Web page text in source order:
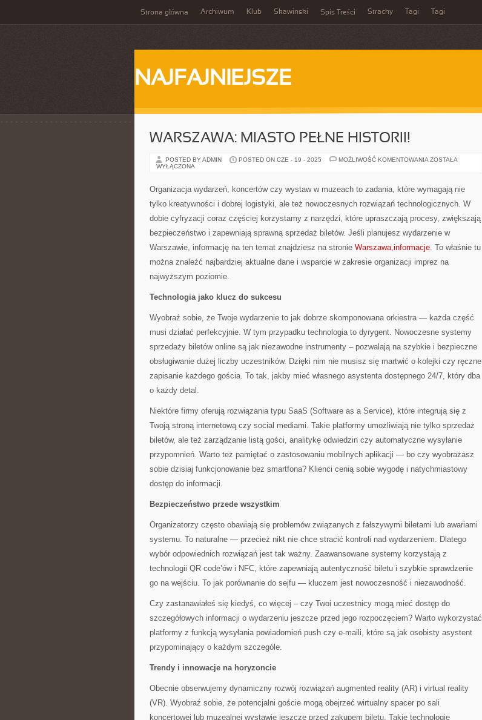
Strona główna Archiwum Klub Skawinski Spis Treści Strachy Tagi Tagi
NAJFAJNIEJSZE
WARSZAWA: MIASTO PEŁNE HISTORII!
POSTED BY ADMIN POSTED ON CZE - 19 - 2025 MOŻLIWOŚĆ KOMENTOWANIA WARSZAWA:
ZOSTAŁA
WYŁĄCZONA
Organizacja wydarzeń, koncertów czy wystaw w muzeach to zadania, które wymagają nie
tylko kreatywności i dobrej logistyki, ale też nowoczesnych rozwiązań technologicznych. W
dobie cyfryzacji coraz częściej korzystamy z narzędzi, które upraszczają procesy, zwiększają
bezpieczeństwo i zapewniają sprawną sprzedaż biletów. Jeśli planujesz wydarzenie w
Warszawie, informację na ten temat znajdziesz na stronie Warszawa,informacje. To właśnie tu
można znaleźć najbardziej aktualne dane i wsparcie w zakresie organizacji imprez na
najwyższym poziomie.
Technologia jako klucz do sukcesu
Wyobraź sobie, że Twoje wydarzenie to jak dobrze skomponowana orkiestra — każda część
musi działać perfekcyjnie. W tym przypadku technologia to dyrygent. Nowoczesne systemy
sprzedaży biletów online są jak niezawodne instrumenty – pozwalają na szybkie i bezpieczne
obsługiwanie dużej liczby uczestników. Dzięki nim nie musisz się martwić o kolejki czy ręczne
zapisanie każdego gościa. To tak, jakby mieć własnego asystenta dostępnego 24/7, który dba
o każdy detal.
Niektóre firmy oferują rozwiązania typu SaaS (Software as a Service), które integrują się z
Twoją stroną internetową czy social mediami. Takie platformy umożliwiają nie tylko sprzedaż
biletów, ale też zarządzanie listą gości, analitykę odwiedzin czy automatyczne wysyłanie
przypomnień. Warto też pamiętać o zastosowaniu mobilnych aplikacji — bo czy wyobrażasz
sobie dzisiaj funkcjonowanie bez smartfona? Klienci cenią sobie wygodę i natychmiastowy
dostęp do informacji.
Bezpieczeństwo przede wszystkim
Organizatorzy często obawiają się problemów związanych z fałszywymi biletami lub awariami
systemu. To naturalne — przecież nikt nie chce stracić kontroli nad wydarzeniem. Dlatego
wybór odpowiednich rozwiązań jest tak ważny. Zaawansowane systemy korzystają z
technologii QR code’ów i NFC, które zapewniają autentyczność biletu i szybkie sprawdzenie
go na wejściu. To jak porównanie do sejfu — kluczem jest nowoczesność i niezawodność.
Czy zastanawiałeś się kiedyś, co więcej – czy Twoi uczestnicy mogą mieć dostęp do
szczegółowych informacji o wydarzeniu jeszcze przed jego rozpoczęciem? Warto wykorzystać
platformy z funkcją wysyłania powiadomień push czy e-maili, które są jak osobisty asystent
przypominający o każdym szczególe.
Trendy i innowacje na horyzoncie
Obecnie obserwujemy dynamiczny rozwój rozwiązań augmented reality (AR) i virtual reality
(VR). Wyobraź sobie, że potencjalni goście mogą obejrzeć wirtualny spacer po sali
koncertowej lub muzealnej wystawie jeszcze przed zakupem biletu. Takie technologie